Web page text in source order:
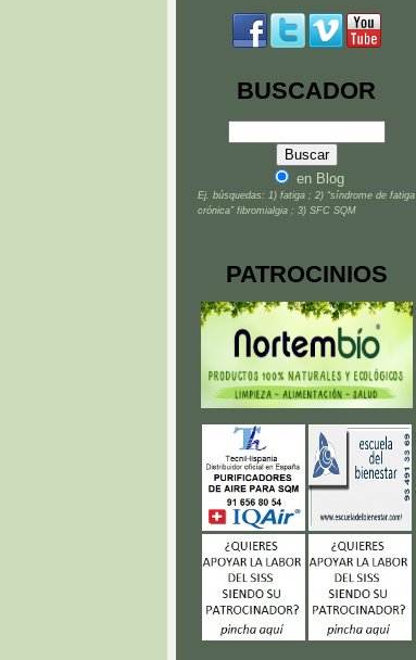
BUSCADOR
en Blog
Ej. búsquedas: 1) fatiga ; 2) “síndrome de fatiga
crónica” fibromialgia ; 3) SFC SQM
PATROCINIOS